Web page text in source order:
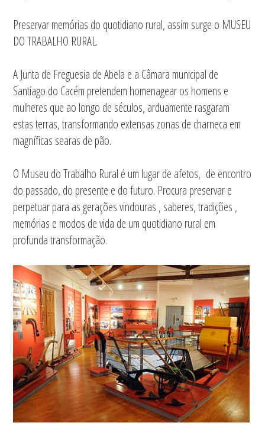
Preservar memórias do quotidiano rural, assim surge o MUSEU
DO TRABALHO RURAL.
A Junta de Freguesia de Abela e a Câmara municipal de
Santiago do Cacém pretendem homenagear os homens e
mulheres que ao longo de séculos, arduamente rasgaram
estas terras, transformando extensas zonas de charneca em
magníficas searas de pão.
O Museu do Trabalho Rural é um lugar de afetos, de encontro
do passado, do presente e do futuro. Procura preservar e
perpetuar para as gerações vindouras , saberes, tradições ,
memórias e modos de vida de um quotidiano rural em
profunda transformação.